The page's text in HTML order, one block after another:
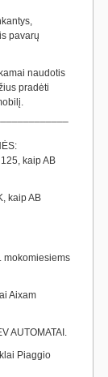
pavarų
naudotis
pradėti
kaip AB
kaip AB
mokomiesiems
Aixam
AUTOMATAI.
Piaggio